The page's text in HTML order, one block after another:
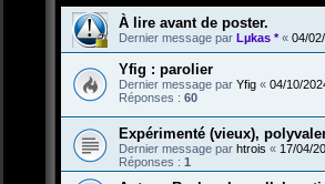
À lire avant de poster.
Dernier message par Lµkas *« 04/
Yfig : parolier
Dernier message par Yfig « 04/10/
Réponses : 60
Expérimenté (vieux),
Dernier message par htrois « 17/04/
Réponses : 1